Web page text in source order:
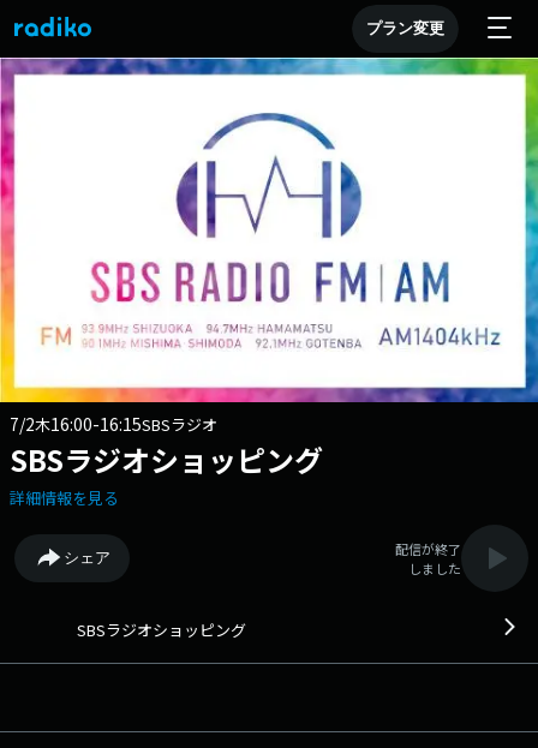
プラン変更
7/2木16:00-16:15SBSラジオ
SBSラジオショッピング
詳細情報を見る
シェア
配信が終了
しました
SBSラジオショッピング